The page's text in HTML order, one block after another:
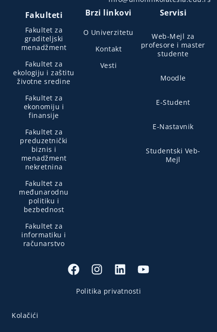
Fakulteti
Fakultet za
graditeljski
menadžment
Fakultet za
ekologiju i zaštitu
životne sredine
Fakultet za
ekonomiju i
finansije
Fakultet za
preduzetnički
biznis i
menadžment
nekretnina
Fakultet za
međunarodnu
politiku i
bezbednost
Fakultet za
informatiku i
računarstvo
Brzi linkovi
O Univerzitetu
Kontakt
Vesti
Servisi
Web-Mejl za
profesore i master
studente
Moodle
E-Student
E-Nastavnik
Studentski Veb-
Mejl
Politika privatnosti
Kolačići